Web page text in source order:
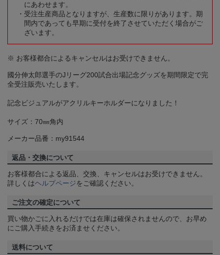
にあわせます。
受注生産商品となりますが、生産数に限りがあります。期
間内であっても早期に受付を終了させていただく場合がご
ざいます。
※ お客様都合によるキャンセルはお受けできません。
國分伸太郎選手のJリーグ200試合出場記念グッズを期間限定で完
全受注販売いたします。
記念ビジュアルがアクリルキーホルダーになりました！
サイズ：70㎜角内
メーカー品番：my91544
返品・交換について
お客様都合による返品、交換、キャンセルはお受けできません。
詳しくはヘルプページをご確認ください。
ご注文の確定について
買い物かごに入れるだけでは在庫は確保されませんので、お早め
にご購入手続きをお済ませください。
送料について